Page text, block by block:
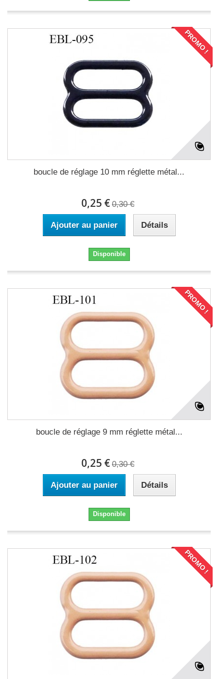
PROMO !
boucle de réglage 10 mm réglette métal...
0,25 € 0,30 €
Ajouter au panier Détails
Disponible
PROMO !
boucle de réglage 9 mm réglette métal...
0,25 € 0,30 €
Ajouter au panier Détails
Disponible
PROMO !